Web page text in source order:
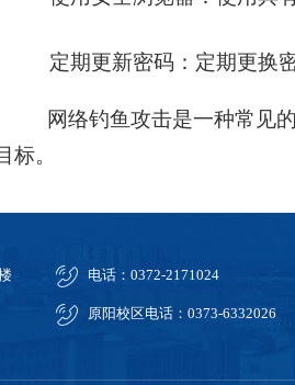
定期更新密码：定期更换
网络钓鱼攻击是一种常见的
标。
电话：0372-2171024
原阳校区电话：0373-6332026